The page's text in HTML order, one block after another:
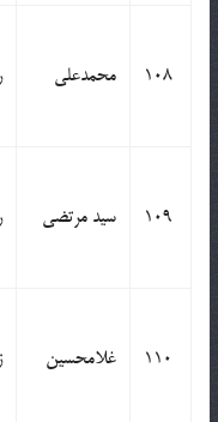
108 محمدعلی
109 سید مرتضی
110 غلامحسین